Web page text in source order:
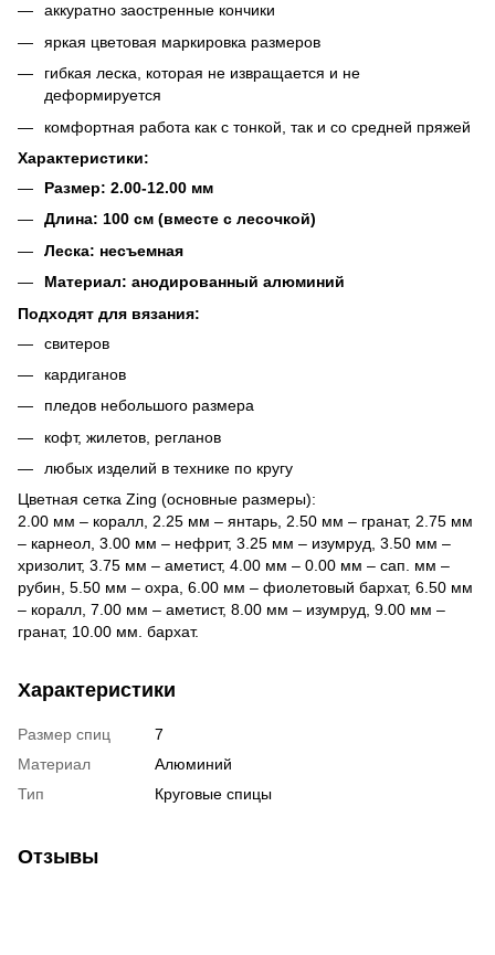
аккуратно заостренные кончики
яркая цветовая маркировка размеров
гибкая леска, которая не извращается и не
деформируется
комфортная работа как с тонкой, так и со средней пряжей
Характеристики:
Размер: 2.00-12.00 мм
Длина: 100 ​​см (вместе с лесочкой)
Леска: несъемная
Материал: анодированный алюминий
Подходят для вязания:
свитеров
кардиганов
пледов небольшого размера
кофт, жилетов, регланов
любых изделий в технике по кругу
Цветная сетка Zing (основные размеры):
2.00 мм – коралл, 2.25 мм – янтарь, 2.50 мм – гранат, 2.75 мм
– карнеол, 3.00 мм – нефрит, 3.25 мм – изумруд, 3.50 мм –
хризолит, 3.75 мм – аметист, 4.00 мм – 0.00 мм – сап. мм –
рубин, 5.50 мм – охра, 6.00 мм – фиолетовый бархат, 6.50 мм
– коралл, 7.00 мм – аметист, 8.00 мм – изумруд, 9.00 мм –
гранат, 10.00 мм. бархат.
Характеристики
Размер спиц
7
Материал
Алюминий
Тип
Круговые спицы
Отзывы